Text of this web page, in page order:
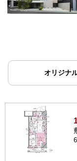
オリジナ